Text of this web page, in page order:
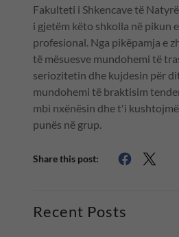
Fakulteti i Shkencave të
i gjetëm këto shkolla në pikun
profesional. Nga pikëpamja e
të mësuesve mundohemi të
seriozitetin dhe kujdesin për
mundohemi të braktisim
mbi nxënësin dhe t'i
punës në grup.
Share this post:
Recent Posts